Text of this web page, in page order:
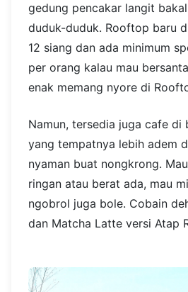
gedung pencakar langit
duduk-duduk. Rooftop baru
12 siang dan ada minimum
per orang kalau mau
enak memang nyore di
Namun, tersedia juga cafe di
yang tempatnya lebih adem
nyaman buat nongkrong.
ringan atau berat ada, mau
ngobrol juga bole. Cobain
dan Matcha Latte versi Atap